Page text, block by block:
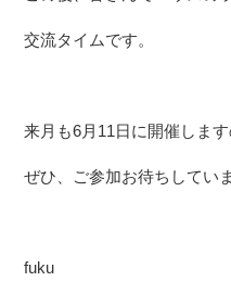
交流タイムです。
来月も6月11日に開催しま
ぜひ、ご参加お待ちしてい
fuku